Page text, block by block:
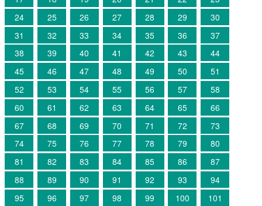
24
25 26 27 28 29
30
31
32 33 34 35 36
37
38
39 40 41 42 43
44
45
46 47 48 49 50
51
52
53 54 55 56 57
58
60
61 62 63 64 65
66
67
68 69 70 71 72
73
74
75 76 77 78 79
80
81
82 83 84 85 86
87
88
89 90 91 92 93
94
95
96 97 98 99 100 101